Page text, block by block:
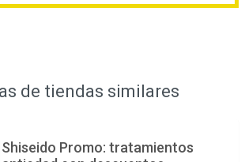
de tiendas similares
Shiseido Promo: tratamientos